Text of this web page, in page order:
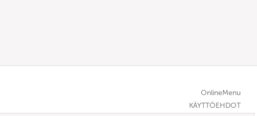
OnlineMenu
KÄYTTÖEHDOT